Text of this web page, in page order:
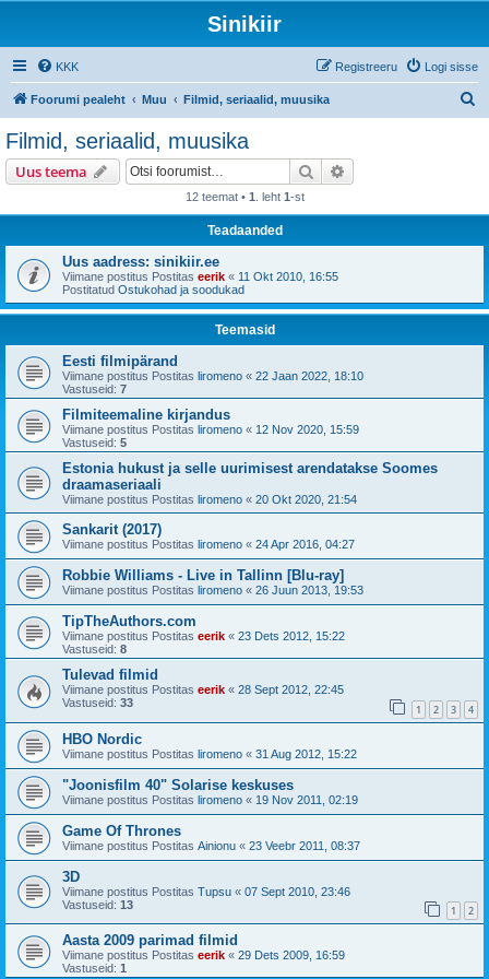
Sinikiir
KKK Logi sisse
Registreeru
Foorumi pealeht Muu Filmid, seriaalid, muusika
Filmid, seriaalid, muusika
Uus teema Otsi
12 teemat • 1 . leht 1-st
Teadaanded
Uus aadress: sinikiir.ee
Viimane postitus Postitas eerik « 11 Okt 2010, 16:55
Postitatud Ostukohad ja soodukad
Teemasid
Eesti filmipärand
Viimane postitus Postitas liromeno « 22 Jaan 2022, 18:10
Vastuseid: 7
Filmiteemaline kirjandus
Viimane postitus Postitas liromeno « 12 Nov 2020, 15:59
Vastuseid: 5
Estonia hukust ja selle uurimisest arendatakse Soomes
draamaseriaali
Viimane postitus Postitas liromeno « 20 Okt 2020, 21:54
Sankarit (2017)
Viimane postitus Postitas liromeno « 24 Apr 2016, 04:27
Robbie Williams - Live in Tallinn [Blu-ray]
Viimane postitus Postitas liromeno « 26 Juun 2013, 19:53
TipTheAuthors.com
Viimane postitus Postitas eerik « 23 Dets 2012, 15:22
Vastuseid: 8
Tulevad filmid
Viimane postitus Postitas eerik « 28 Sept 2012, 22:45
Vastuseid: 33 1 2 3 4
HBO Nordic
Viimane postitus Postitas liromeno « 31 Aug 2012, 15:22
"Joonisfilm 40" Solarise keskuses
Viimane postitus Postitas liromeno « 19 Nov 2011, 02:19
Game Of Thrones
Viimane postitus Postitas Ainionu « 23 Veebr 2011, 08:37
3D
Viimane postitus Postitas Tupsu « 07 Sept 2010, 23:46
Vastuseid: 13 1 2
Aasta 2009 parimad filmid
Viimane postitus Postitas eerik « 29 Dets 2009, 16:59
Vastuseid: 1